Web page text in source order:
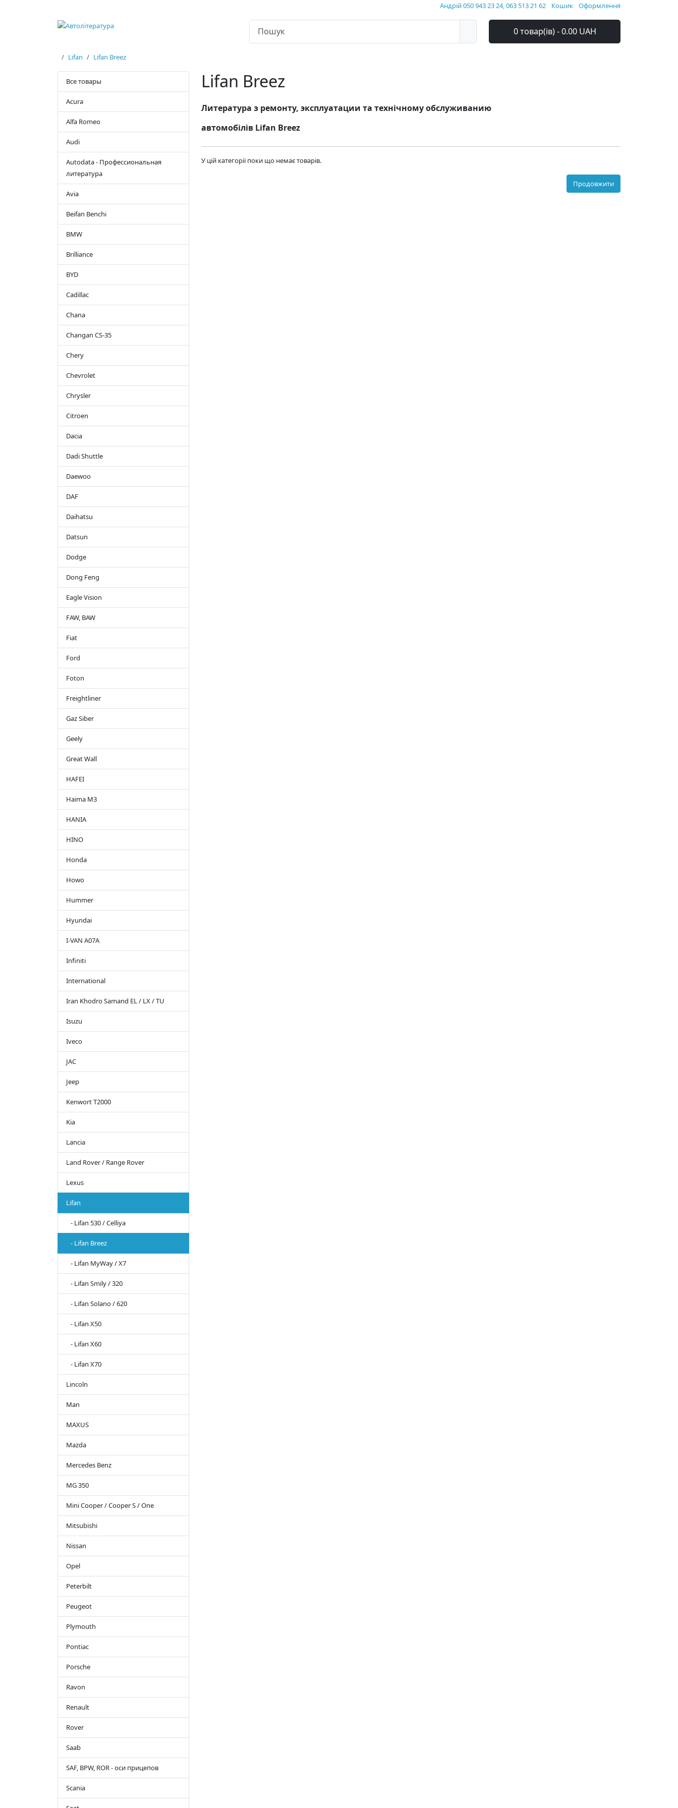
Андрій 050 943 23 24, 063 513 21 62 Кошик Оформлення
0 товар(ів) - 0.00 UAH
Lifan Lifan Breez
Все товары
Acura
Alfa Romeo
Audi
Autodata - Профессиональная
литература
Avia
Beifan Benchi
BMW
Brilliance
BYD
Cadillac
Chana
Changan CS-35
Chery
Chevrolet
Chrysler
Citroen
Dacia
Dadi Shuttle
Daewoo
DAF
Daihatsu
Datsun
Dodge
Dong Feng
Eagle Vision
FAW, BAW
Fiat
Ford
Foton
Freightliner
Gaz Siber
Geely
Great Wall
HAFEI
Haima M3
HANIA
HINO
Honda
Howo
Hummer
Hyundai
I-VAN A07A
Infiniti
International
Iran Khodro Samand EL / LX / TU
Isuzu
Iveco
JAC
Jeep
Kenwort T2000
Kia
Lancia
Land Rover / Range Rover
Lexus
Lifan
- Lifan 530 / Celliya
- Lifan Breez
- Lifan MyWay / Х7
- Lifan Smily / 320
- Lifan Solano / 620
- Lifan X50
- Lifan X60
- Lifan X70
Lincoln
Man
MAXUS
Mazda
Mercedes Benz
MG 350
Mini Cooper / Cooper S / One
Mitsubishi
Nissan
Opel
Peterbilt
Peugeot
Plymouth
Pontiac
Porsche
Ravon
Renault
Rover
Saab
SAF, BPW, ROR - оси прицепов
Scania
Lifan Breez
Литература з ремонту, эксплуатации та технічному обслуживанию
автомобілів Lifan Breez
У цій категорії поки що немає товарів.
Продовжити